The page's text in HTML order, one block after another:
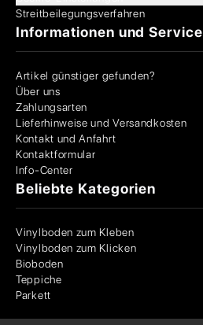
Streitbeilegungsverfahren
Informationen und Service
Artikel günstiger gefunden?
Über uns
Zahlungsarten
Lieferhinweise und Versandkosten
Kontakt und Anfahrt
Kontaktformular
Info-Center
Beliebte Kategorien
Vinylboden zum Kleben
Vinylboden zum Klicken
Bioboden
Teppiche
Parkett